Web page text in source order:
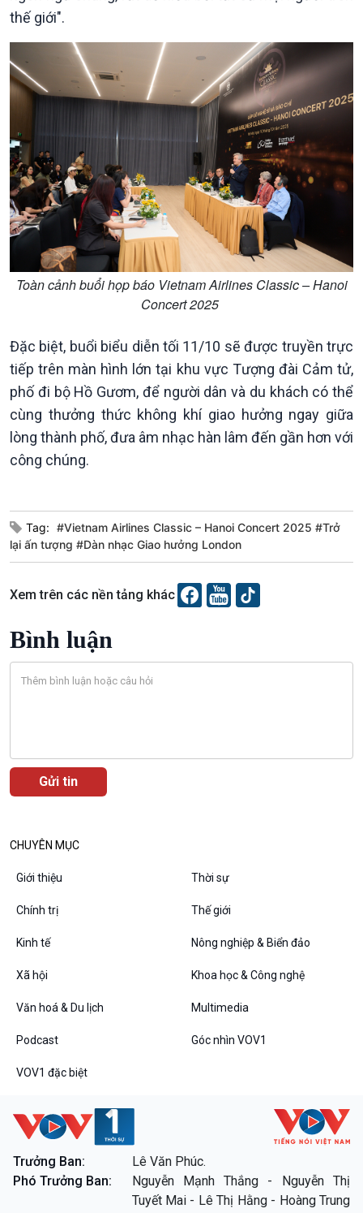
Podcast
Góc nhìn VOV1
Bình luận
10 phút Sự kiện - Luận bàn
Câu chuyện thời sự
Dòng chảy sự kiện
Đối thoại
VOV1 đặc biệt
Chân dung cuộc sống
Các chương trình đặc biệt
thế giới".
Toàn cảnh buổi họp báo Vietnam Airlines Classic – Hanoi
Concert 2025
Đặc biệt, buổi biểu diễn tối 11/10 sẽ được truyền trực
tiếp trên màn hình lớn tại khu vực Tượng đài Cảm tử,
phố đi bộ Hồ Gươm, để người dân và du khách có thể
cùng thưởng thức không khí giao hưởng ngay giữa
lòng thành phố, đưa âm nhạc hàn lâm đến gần hơn với
công chúng.
Tag: #Vietnam Airlines Classic – Hanoi Concert 2025 #Trở
lại ấn tượng #Dàn nhạc Giao hưởng London
Xem trên các nền tảng khác
Bình luận
CHUYÊN MỤC
Giới thiệu Thời sự
Chính trị Thế giới
Kinh tế Nông nghiệp & Biển đảo
Xã hội Khoa học & Công nghệ
Văn hoá & Du lịch Multimedia
Podcast Góc nhìn VOV1
VOV1 đặc biệt
Trưởng Ban:
Lê Văn Phúc.
Phó Trưởng Ban:
Nguyễn Mạnh Thắng - Nguyễn Thị
Tuyết Mai - Lê Thị Hằng - Hoàng Trung